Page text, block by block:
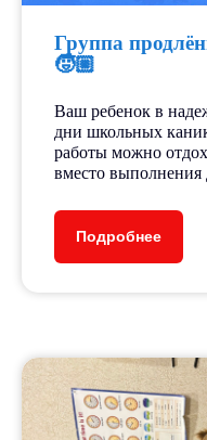
Группа
🧒🏼
Ваш ребенок в
дни школьных
работы можно
вместо
Подробнее
Все
Возможность
материнский капитал и
получать налоговый